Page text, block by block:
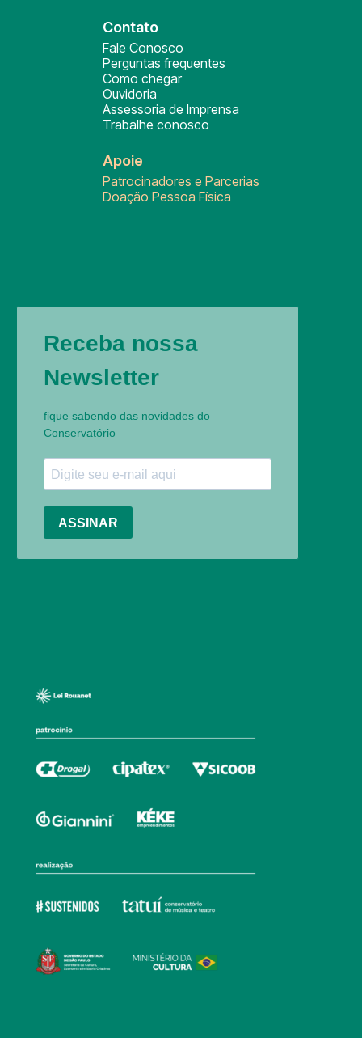
Contato
Fale Conosco
Perguntas frequentes
Como chegar
Ouvidoria
Assessoria de Imprensa
Trabalhe conosco
Apoie
Patrocinadores e Parcerias
Doação Pessoa Física